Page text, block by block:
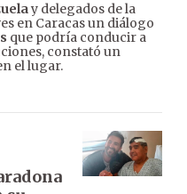
y delegados de la
en Caracas un diálogo
que podría conducir a
constató un
el lugar.